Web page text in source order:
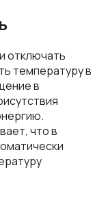
отключать
температуру в
в
что в